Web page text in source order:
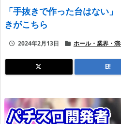
「手抜きで作った台はない
きがこちら
2024年2月13日 ホール・業界・
B!